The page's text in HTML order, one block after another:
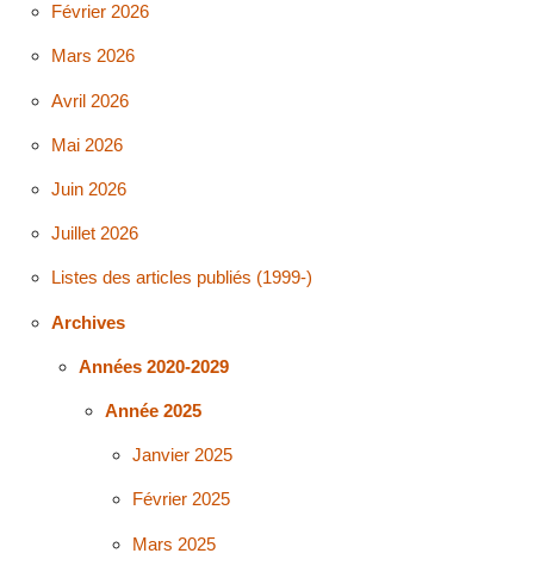
Février 2026
Mars 2026
Avril 2026
Mai 2026
Juin 2026
Juillet 2026
Listes des articles publiés (1999-)
Archives
Années 2020-2029
Année 2025
Janvier 2025
Février 2025
Mars 2025